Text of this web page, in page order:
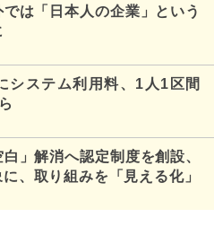
は「日本人の企業」という
システム利用料、1人1区間
」解消へ認定制度を創設、
、取り組みを「見える化」